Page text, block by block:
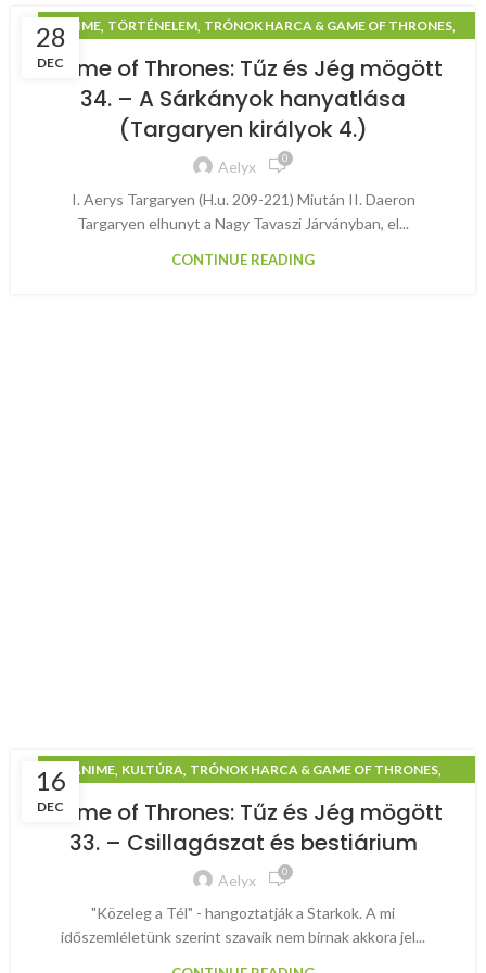
28
DEC
ANIME, TÖRTÉNELEM, TRÓNOK HARCA & GAME OF THRONES,
Game of Thrones: Tűz és Jég mögött
34. – A Sárkányok hanyatlása
(Targaryen királyok 4.)
Aelyx 0
I. Aerys Targaryen (H.u. 209-221) Miután II. Daeron
Targaryen elhunyt a Nagy Tavaszi Járványban, el...
CONTINUE READING
16
DEC
ANIME, KULTÚRA, TRÓNOK HARCA & GAME OF THRONES,
Game of Thrones: Tűz és Jég mögött
33. – Csillagászat és bestiárium
Aelyx 0
"Közeleg a Tél" - hangoztatják a Starkok. A mi
időszemléletünk szerint szavaik nem bírnak akkora jel...